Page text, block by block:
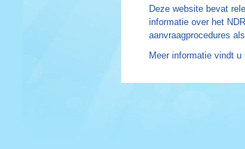
Deze website bevat
informatie over het
aanvraagprocedures
Meer informatie vindt u